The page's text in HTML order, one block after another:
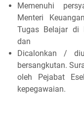
Memenuhi
Menteri
Tugas Belajar di
dan
Dicalonkan /
bersangkutan.
oleh Pejabat
kepegawaian.